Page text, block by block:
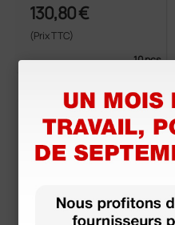
130,80 €
(Prix TTC)
10 pcs.